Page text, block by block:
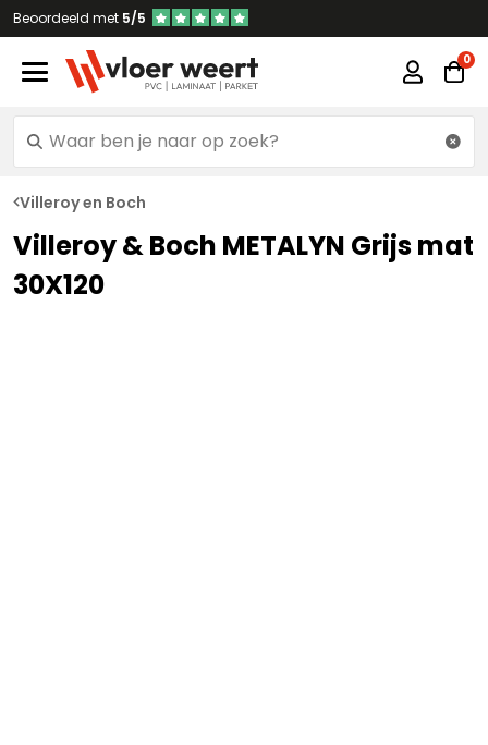
Beoordeeld met 5/5
Villeroy en Boch
Villeroy & Boch METALYN Grijs mat
30X120